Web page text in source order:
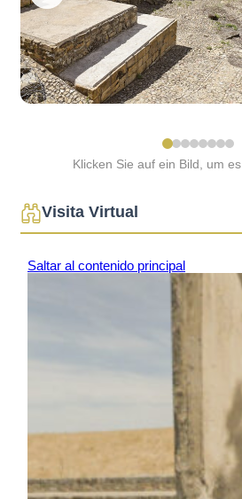
Klicken Sie auf ein Bild, um
Visita Virtual